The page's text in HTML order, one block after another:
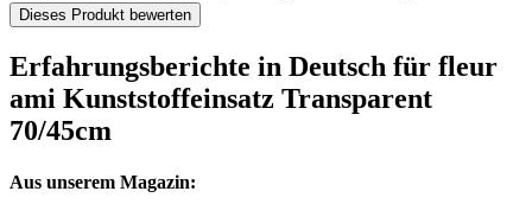
Dieses Produkt bewerten
Erfahrungsberichte in Deutsch für fleur
ami Kunststoffeinsatz Transparent
70/45cm
Aus unserem Magazin: